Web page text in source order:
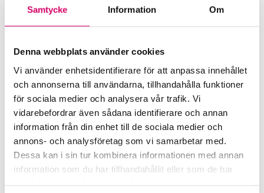
Samtycke Information Om
Denna webbplats använder cookies
Vi använder enhetsidentifierare för att anpassa innehållet
och annonserna till användarna, tillhandahålla funktioner
för sociala medier och analysera vår trafik. Vi
vidarebefordrar även sådana identifierare och annan
information från din enhet till de sociala medier och
annons- och analysföretag som vi samarbetar med.
Dessa kan i sin tur kombinera informationen med annan
information som du har tillhandahållit eller som de har
Carl-Johan Almqvist
Auktoriserad Redovisningskonsult
AQT Consulting AB
Kungsbacka